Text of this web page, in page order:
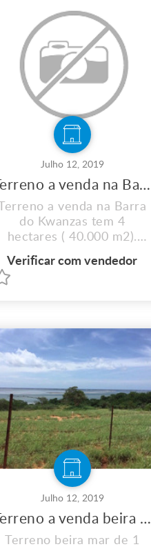
Julho 12, 2019
Terreno a venda na Barra do Kwanza
Terreno a venda na Barra
do Kwanzas tem 4
hectares ( 40.000 m2).
Documentos : Direito de
Superfície Valor : 13.000
Verificar com vendedor
Julho 12, 2019
Terreno a venda beira mar Benfica
Terreno beira mar de 1